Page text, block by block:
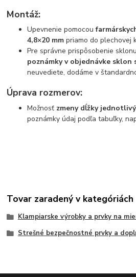
Montáž:
Upevnenie pomocou
4,8×20 mm priamo do plechovej
Pre správne prispôsobenie
poznámky v objednávke sklon
neuvediete, dodáme v
Úprava rozmerov:
Možnosť zmeny dĺžky
poznámky údaj podľa tabuľky,
Tovar zaradený v kategóriách
Klampiarske výrobky a prvky na
Strešné bezpečnostné prvky a